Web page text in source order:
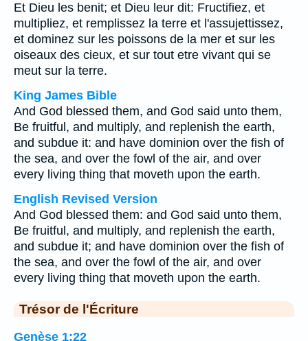
Et Dieu les benit; et Dieu leur dit: Fructifiez, et
multipliez, et remplissez la terre et l'assujettissez,
et dominez sur les poissons de la mer et sur les
oiseaux des cieux, et sur tout etre vivant qui se
meut sur la terre.
King James Bible
And God blessed them, and God said unto them,
Be fruitful, and multiply, and replenish the earth,
and subdue it: and have dominion over the fish of
the sea, and over the fowl of the air, and over
every living thing that moveth upon the earth.
English Revised Version
And God blessed them: and God said unto them,
Be fruitful, and multiply, and replenish the earth,
and subdue it; and have dominion over the fish of
the sea, and over the fowl of the air, and over
every living thing that moveth upon the earth.
Trésor de l'Écriture
Genèse 1:22